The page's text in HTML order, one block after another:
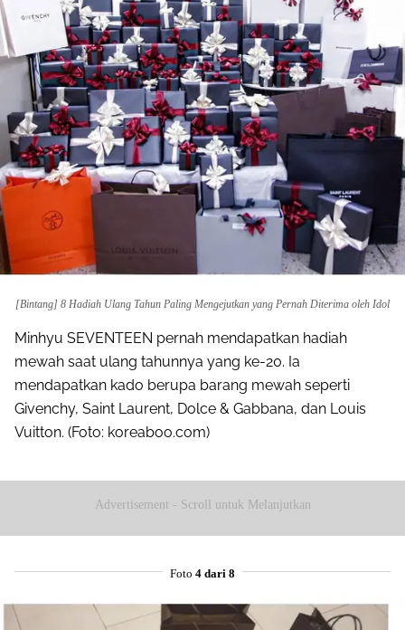
[Bintang] 8 Hadiah Ulang Tahun Paling Mengejutkan yang Pernah Diterima oleh Idol
Minhyu SEVENTEEN pernah mendapatkan hadiah
mewah saat ulang tahunnya yang ke-20. Ia
mendapatkan kado berupa barang mewah seperti
Givenchy, Saint Laurent, Dolce & Gabbana, dan Louis
Vuitton. (Foto: koreaboo.com)
Advertisement - Scroll untuk Melanjutkan
Foto 4 dari 8